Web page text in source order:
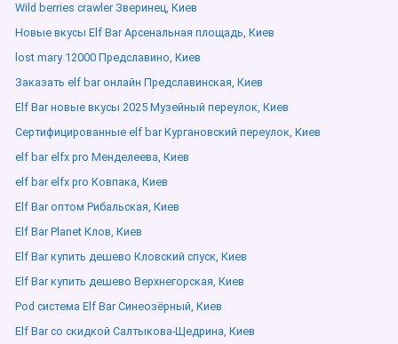
Wild berries crawler Зверинец, Киев
Новые вкусы Elf Bar Арсенальная площадь, Киев
lost mary 12000 Предславино, Киев
Заказать elf bar онлайн Предславинская, Киев
Elf Bar новые вкусы 2025 Музейный переулок, Киев
Сертифицированные elf bar Кургановский переулок, Киев
elf bar elfx pro Менделеева, Киев
elf bar elfx pro Ковпака, Киев
Elf Bar оптом Рибальская, Киев
Elf Bar Planet Клов, Киев
Elf Bar купить дешево Кловский спуск, Киев
Elf Bar купить дешево Верхнегорская, Киев
Pod система Elf Bar Синеозёрный, Киев
Elf Bar со скидкой Салтыкова-Щедрина, Киев